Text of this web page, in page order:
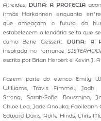
Atreides, DUNA: A PROFECIA
irmãs Harkonnen enquanto
que ameaçam o futuro da
estabelecem a lendária seita que
como Bene Gesserit. DUNA: A
inspirada no romance
escrito por Brian Herbert e Kevin J.
Fazem parte do elenco Emily
Williams, Travis Fimmel,
Strong, Sarah-Sofie Boussnina,
Chloe Lea, Jade Anouka, Faoileann
Edward Davis, Aoife Hinds, Chris